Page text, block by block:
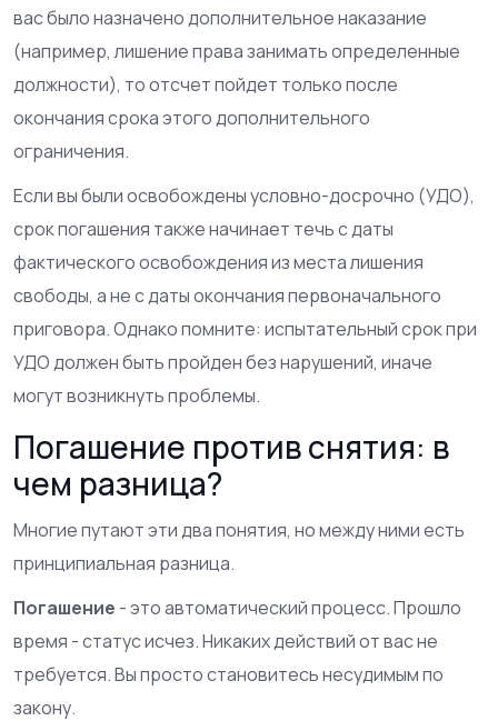
вас было назначено дополнительное наказание
(например, лишение права занимать определенные
должности), то отсчет пойдет только после
окончания срока этого дополнительного
ограничения.
Если вы были освобождены условно-досрочно (УДО),
срок погашения также начинает течь с даты
фактического освобождения из места лишения
свободы, а не с даты окончания первоначального
приговора. Однако помните: испытательный срок при
УДО должен быть пройден без нарушений, иначе
могут возникнуть проблемы.
Погашение против снятия: в
чем разница?
Многие путают эти два понятия, но между ними есть
принципиальная разница.
Погашение - это автоматический процесс. Прошло
время - статус исчез. Никаких действий от вас не
требуется. Вы просто становитесь несудимым по
закону.